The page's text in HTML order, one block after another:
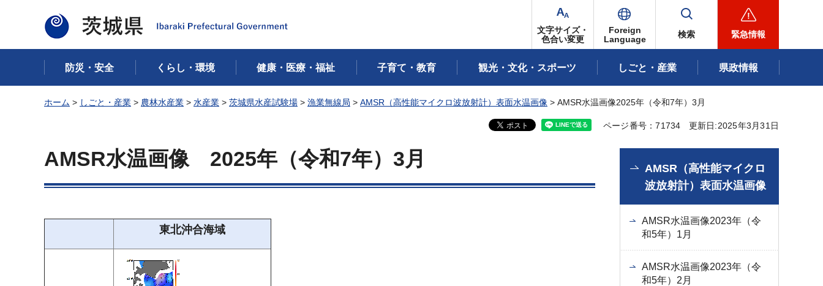
茨城県
文字サイズ・
色合い変更
Foreign
Language
検索 緊急情報
防災・安全 くらし・環境 健康・医療・福祉 子育て・教育 観光・文化・スポーツ しごと・産業 県政情報
ホーム > しごと・産業 > 農林水産業 > 水産業 > 茨城県水産試験場 > 漁業無線局 > AMSR（高性能マイクロ波放射計）表面水温画像 > AMSR水温画像2025年（令和7年）3月
ページ番号：71734 更新日:2025年3月31日
AMSR水温画像 2025年 （令和7年）3月
東北沖合海域
AMSR（高性能マイクロ
波放射計）表面水温画像
AMSR水温画像2023年（令
和5年）1月
AMSR水温画像2023年（令
和5年）2月